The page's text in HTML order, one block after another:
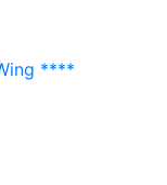
****